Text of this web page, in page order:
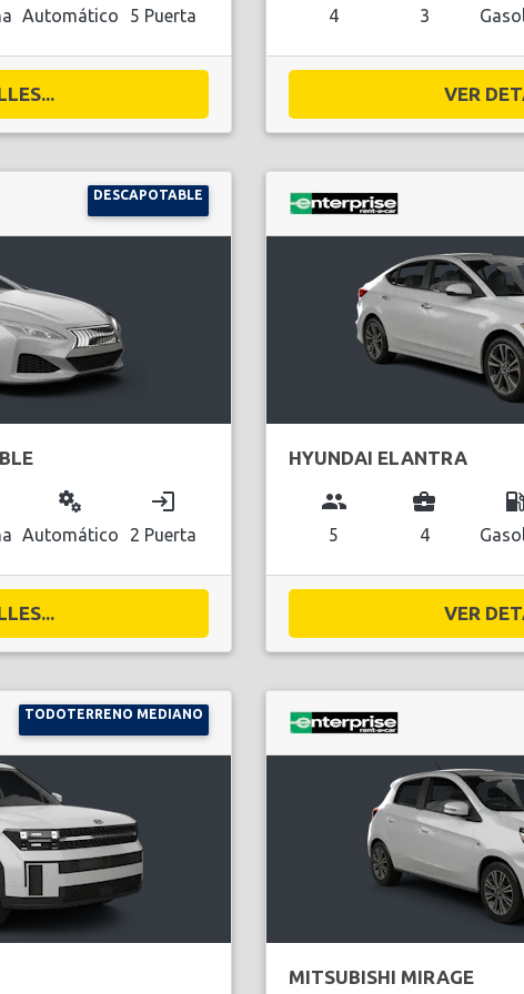
Automático 5 Puerta 4 3
VER
DESCAPOTABLE
miscellaneous_services
Automático
login
2 Puerta
HYUNDAI ELANTRA
group
5
business_center
4
local_gas_station
VER
TODOTERRENO MEDIANO
MITSUBISHI MIRAGE